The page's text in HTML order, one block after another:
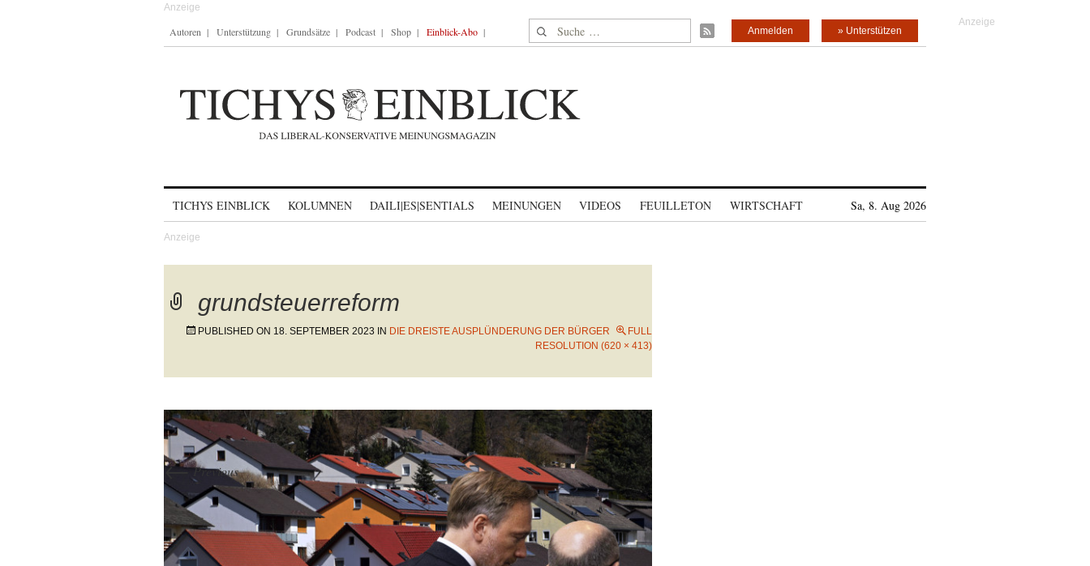
Autoren Unterstützung Grundsätze Podcast Shop Einblick-Abo Suche nach: » Unterstützen
Anmelden
TICHYS EINBLICK KOLUMNEN DAILI|ES|SENTIALS MEINUNGEN VIDEOS FEUILLETON WIRTSCHAFT Sa, 8. Aug 2026
grundsteuerreform
PUBLISHED ON 18. SEPTEMBER 2023 IN DIE DREISTE AUSPLÜNDERUNG DER BÜRGER
FULL
RESOLUTION (620 × 413)
←Previous